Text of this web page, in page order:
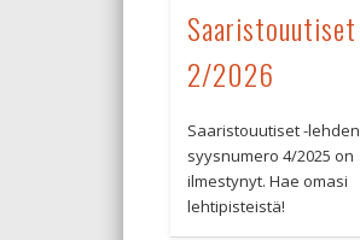
Saaristouutiset
2/2026
Saaristouutiset -lehden
syysnumero 4/2025 on
ilmestynyt. Hae omasi
lehtipisteistä!